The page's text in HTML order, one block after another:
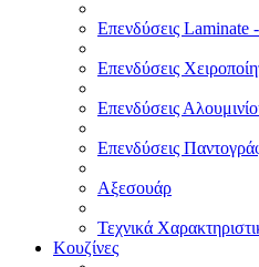
Επενδύσεις Laminate
Επενδύσεις
Επενδύσεις
Επενδύσεις
Αξεσουάρ
Τεχνικά
Κουζίνες